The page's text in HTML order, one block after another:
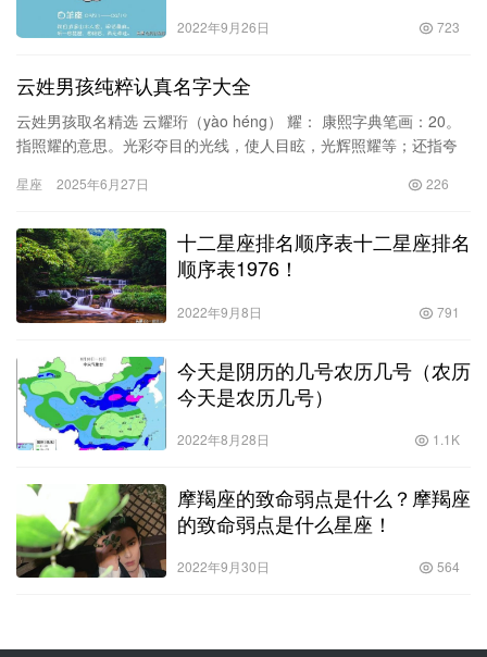
2022年9月26日 723
云姓男孩纯粹认真名字大全
云姓男孩取名精选 云耀珩（yào héng） 耀： 康熙字典笔画：20。
指照耀的意思。光彩夺目的光线，使人目眩，光辉照耀等；还指夸
星座 2025年6月27日 226
十二星座排名顺序表十二星座排名
顺序表1976！
2022年9月8日 791
今天是阴历的几号农历几号（农历
今天是农历几号）
2022年8月28日 1.1K
摩羯座的致命弱点是什么？摩羯座
的致命弱点是什么星座！
2022年9月30日 564